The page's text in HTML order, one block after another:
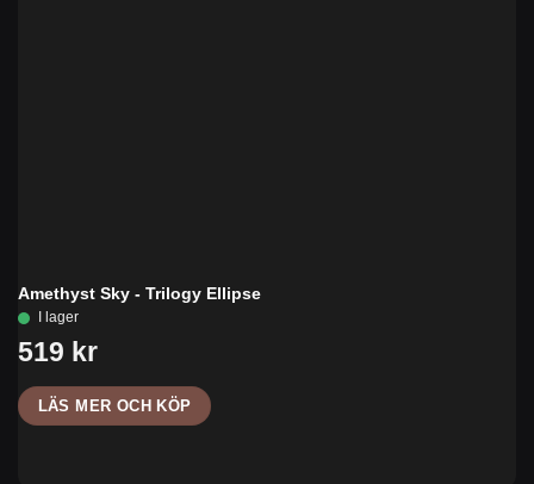
Amethyst Sky - Trilogy Ellipse
LÄS MER OCH KÖP